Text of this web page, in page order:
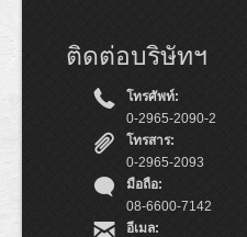
ติดต่อบริษัทฯ
โทรศัพท์:
0-2965-2090-2
โทรสาร:
0-2965-2093
มือถือ:
08-6600-7142
อีเมล: